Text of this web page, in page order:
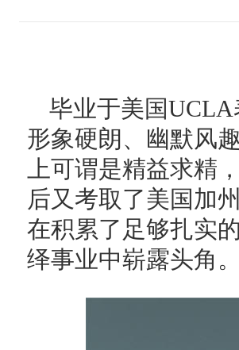
毕业于美国
形象硬朗、幽默风
上可谓是精益求精
后又考取了美国加
在积累了足够扎实
绎事业中崭露头角。